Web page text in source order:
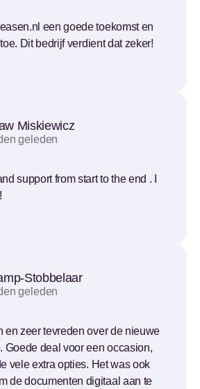
een goede toekomst en
Dit bedrijf verdient dat zeker!
Miskiewicz
geleden
support from start to the end . I
Stobbelaar
geleden
en zeer tevreden over de nieuwe
Goede deal voor een occasion,
vele extra opties. Het was ook
de documenten digitaal aan te